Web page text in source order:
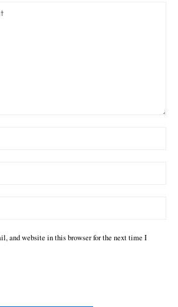
and website in this browser for the next time I